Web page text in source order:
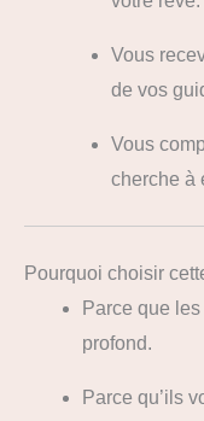
Vous
de vos
Vous
cherche à
Pourquoi choisir
Parce que
profond.
Parce qu’ils